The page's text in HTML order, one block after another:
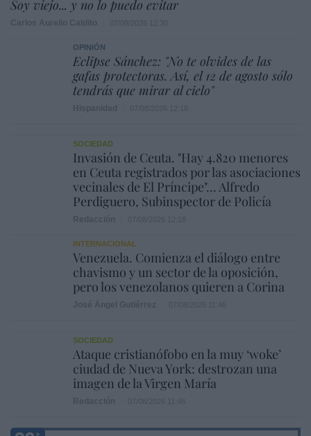
Soy viejo... y no lo puedo evitar
OPINIÓN
Eclipse Sánchez: "No te olvides de las
gafas protectoras. Así, el 12 de agosto sólo
tendrás que mirar al cielo"
SOCIEDAD
Invasión de Ceuta. "Hay 4.820 menores
en Ceuta registrados por las asociaciones
vecinales de El Príncipe"... Alfredo
Perdiguero, Subinspector de Policía
INTERNACIONAL
Venezuela. Comienza el diálogo entre
chavismo y un sector de la oposición,
pero los venezolanos quieren a Corina
SOCIEDAD
Ataque cristianófobo en la muy ‘woke’
ciudad de Nueva York: destrozan una
imagen de la Virgen María